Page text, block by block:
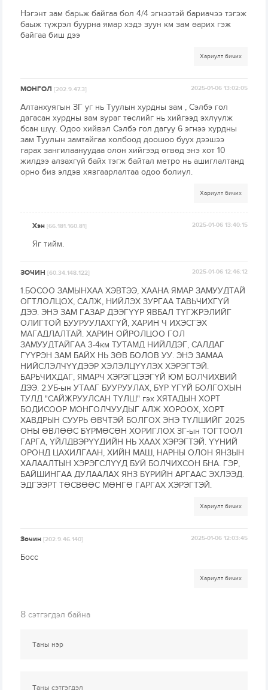
Нэгэнт зам барьж байгаа бол 4/4 эгнээтэй бариачээ тэгэж
баыж түжрэл буурна ямар хэдэ зуун км зам өарих гэж
байгаа биш дээ
Хариулт бичих
МОНГОЛ[202.9.47.3] 2025-01-06 13:02:05
Алтанхуягын ЗГ уг нь Туулын хурдны зам , Сэлбэ гол
дагасан хурдны зам зураг төслийг нь хийгээд эхлүүлж
бсан шүү. Одоо хийвэл Сэлбэ гол дагуу 6 эгнээ хурдны
зам Туулын замтайгаа холбоод доошоо буух дээшээ
гарах зангилаануудаа олон хийгээд өгвөд энэ хот 10
жилдээ алзахгүй байх тэгж байтал метро нь ашиглалтанд
орно биз элдэв хязгаарлалтаа одоо болиул.
Хариулт бичих
Хэн[66.181.160.81] 2025-01-06 13:40:15
Яг тийм.
ЗОЧИН[60.34.148.122] 2025-01-06 12:46:12
1.БОСОО ЗАМЫНХАА ХЭВТЭЭ, ХААНА ЯМАР ЗАМУУДТАЙ
ОГТЛОЛЦОХ, САЛЖ, НИЙЛЭХ ЗУРГАА ТАВЬЧИХГҮЙ
ДЭЭ. ЭНЭ ЗАМ ГАЗАР ДЭЭГҮҮР ЯВБАЛ ТҮГЖРЭЛИЙГ
ОЛИГТОЙ БУУРУУЛАХГҮЙ, ХАРИН Ч ИХЭСГЭХ
МАГАДЛАЛТАЙ. ХАРИН ОЙРОЛЦОО ГОЛ
ЗАМУУДТАЙГАА 3-4км ТУТАМД НИЙЛДЭГ, САЛДАГ
ГҮҮРЭН ЗАМ БАЙХ НЬ ЗӨВ БОЛОВ УУ. ЭНЭ ЗАМАА
НИЙСЛЭЛЧҮҮДЭЭР ХЭЛЭЛЦҮҮЛЭХ ХЭРЭГТЭЙ.
БАРЬЧИХДАГ, ЯМАРЧ ХЭРЭГЦЭЭГҮЙ ЮМ БОЛЧИХВИЙ
ДЭЭ. 2.УБ-ын УТААГ БУУРУУЛАХ, БҮР ҮГҮЙ БОЛГОХЫН
ТУЛД "САЙЖРУУЛСАН ТҮЛШ" гэх ХЯТАДЫН ХОРТ
БОДИСООР МОНГОЛЧУУДЫГ АЛЖ ХОРООХ, ХОРТ
ХАВДРЫН СУУРЬ ӨВЧТЭЙ БОЛГОХ ЭНЭ ТҮЛШИЙГ 2025
ОНЫ ӨВЛӨӨС БҮРМӨСӨН ХОРИГЛОХ ЗГ-ын ТОГТООЛ
ГАРГА, ҮЙЛДВЭРҮҮДИЙН НЬ ХААХ ХЭРЭГТЭЙ. ҮҮНИЙ
ОРОНД ЦАХИЛГААН, ХИЙН МАШ, НАРНЫ ОЛОН ЯНЗЫН
ХАЛААЛТЫН ХЭРЭГСЛҮҮД БУЙ БОЛЧИХСОН БНА. ГЭР,
БАЙШИНГАА ДУЛААЛАХ ЯНЗ БҮРИЙН АРГААС ЭХЛЭЭД.
ЭДГЭЭРТ ТӨСВӨӨС МӨНГӨ ГАРГАХ ХЭРЭГТЭЙ.
Хариулт бичих
Зочин[202.9.46.140] 2025-01-06 12:03:45
Босс
Хариулт бичих
8 сэтгэгдэл байна